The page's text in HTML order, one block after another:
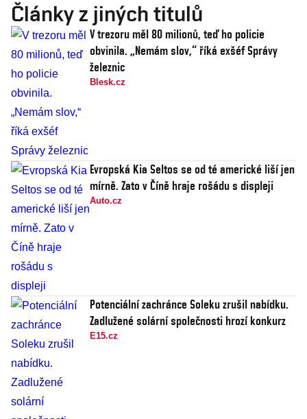
Články z jiných titulů
V trezoru měl 80 milionů, teď ho policie
obvinila. „Nemám slov,“ říká exšéf Správy
železnic
Blesk.cz
Evropská Kia Seltos se od té americké liší jen
mírně. Zato v Číně hraje rošádu s displeji
Auto.cz
Potenciální zachránce Soleku zrušil nabídku.
Zadlužené solární společnosti hrozí konkurz
E15.cz